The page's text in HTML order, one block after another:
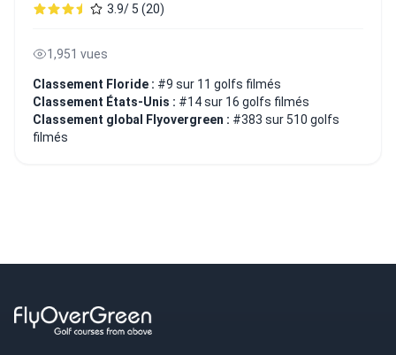
3.9/ 5 (20)
1,951 vues
Classement Floride : #9 sur 11 golfs filmés
Classement États-Unis : #14 sur 16 golfs filmés
Classement global Flyovergreen : #383 sur 510 golfs
filmés